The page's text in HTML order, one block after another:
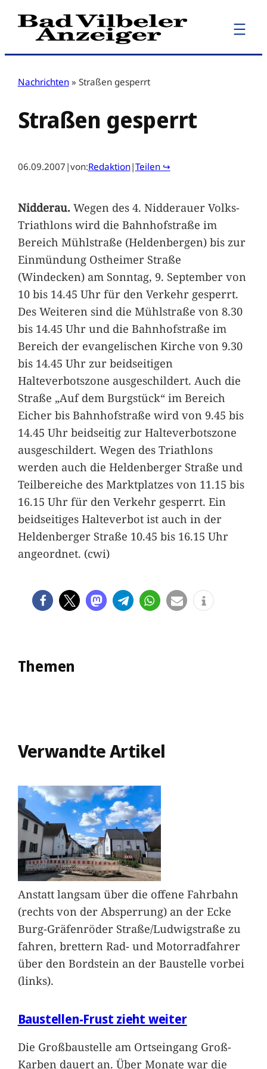
Zum
Inhalt
Nachrichten » Straßen gesperrt
Straßen gesperrt
06.09.2007 |von:Redaktion|Teilen ↪
Nidderau.Wegen des 4. Nidderauer Volks-
Triathlons wird die Bahnhofstraße im
Bereich Mühlstraße (Heldenbergen) bis zur
Einmündung Ostheimer Straße
(Windecken) am Sonntag, 9. September von
10 bis 14.45 Uhr für den Verkehr gesperrt.
Des Weiteren sind die Mühlstraße von 8.30
bis 14.45 Uhr und die Bahnhofstraße im
Bereich der evangelischen Kirche von 9.30
bis 14.45 Uhr zur beidseitigen
Halteverbotszone ausgeschildert. Auch die
Straße „Auf dem Burgstück“ im Bereich
Eicher bis Bahnhofstraße wird von 9.45 bis
14.45 Uhr beidseitig zur Halteverbotszone
ausgeschildert. Wegen des Triathlons
werden auch die Heldenberger Straße und
Teilbereiche des Marktplatzes von 11.15 bis
16.15 Uhr für den Verkehr gesperrt. Ein
beidseitiges Halteverbot ist auch in der
Heldenberger Straße 10.45 bis 16.15 Uhr
angeordnet. (cwi)
Themen
Verwandte Artikel
Anstatt langsam über die offene Fahrbahn
(rechts von der Absperrung) an der Ecke
Burg-Gräfenröder Straße/Ludwigstraße zu
fahren, brettern Rad- und Motorradfahrer
über den Bordstein an der Baustelle vorbei
(links).
Baustellen-Frust zieht weiter
Die Großbaustelle am Ortseingang Groß-
Karben dauert an. Über Monate war die